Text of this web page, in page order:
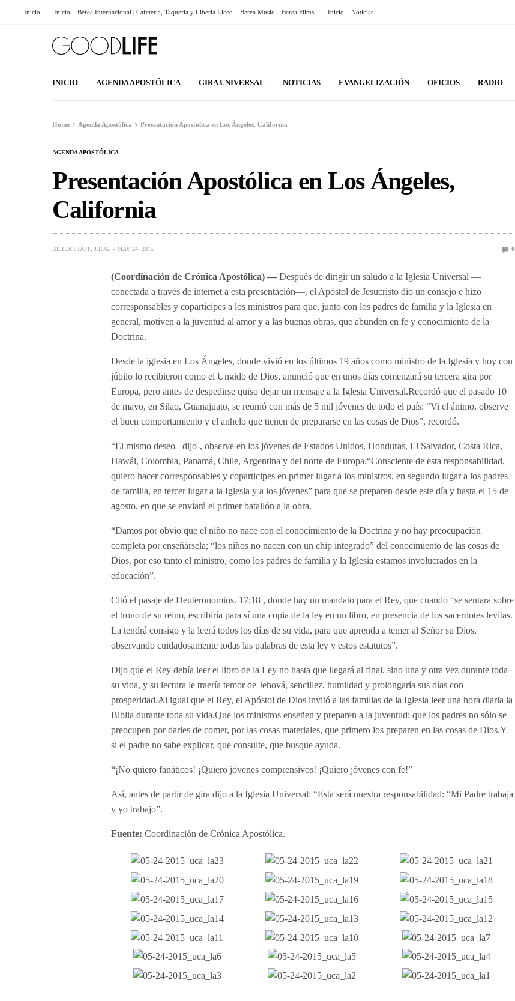
Inicio Inicio – Berea Internacional | Cafeteria, Taqueria y Liberia Liceo – Berea Music – Berea Films Inicio – Noticias
INICIO AGENDA APOSTÓLICA GIRA UNIVERSAL NOTICIAS EVANGELIZACIÓN OFICIOS RADIO
Home Agenda Apostólica Presentación Apostólica en Los Ángeles, California
AGENDA APOSTÓLICA
Presentación Apostólica en Los Ángeles,
California
BEREA STAFF, J.R.G. MAY 24, 2015 0
(Coordinación de Crónica Apostólica) —Después de dirigir un saludo a la Iglesia Universal —
conectada a través de internet a esta presentación—, el Apóstol de Jesucristo dio un consejo e hizo
corresponsables y coparticipes a los ministros para que, junto con los padres de familia y la Iglesia en
general, motiven a la juventud al amor y a las buenas obras, que abunden en fe y conocimiento de la
Doctrina.
Desde la iglesia en Los Ángeles, donde vivió en los últimos 19 años como ministro de la Iglesia y hoy con
júbilo lo recibieron como el Ungido de Dios, anunció que en unos días comenzará su tercera gira por
Europa, pero antes de despedirse quiso dejar un mensaje a la Iglesia Universal.Recordó que el pasado 10
de mayo, en Silao, Guanajuato, se reunió con más de 5 mil jóvenes de todo el país: “Vi el ánimo, observe
el buen comportamiento y el anhelo que tienen de prepararse en las cosas de Dios”, recordó.
“El mismo deseo –dijo-, observe en los jóvenes de Estados Unidos, Honduras, El Salvador, Costa Rica,
Hawái, Colombia, Panamá, Chile, Argentina y del norte de Europa.“Consciente de esta responsabilidad,
quiero hacer corresponsables y coparticipes en primer lugar a los ministros, en segundo lugar a los padres
de familia, en tercer lugar a la Iglesia y a los jóvenes” para que se preparen desde este día y hasta el 15 de
agosto, en que se enviará el primer batallón a la obra.
“Damos por obvio que el niño no nace con el conocimiento de la Doctrina y no hay preocupación
completa por enseñársela; “los niños no nacen con un chip integrado” del conocimiento de las cosas de
Dios, por eso tanto el ministro, como los padres de familia y la Iglesia estamos involucrados en la
educación”.
Citó el pasaje de Deuteronomios. 17:18 , donde hay un mandato para el Rey, que cuando “se sentara sobre
el trono de su reino, escribiría para sí una copia de la ley en un libro, en presencia de los sacerdotes levitas.
La tendrá consigo y la leerá todos los días de su vida, para que aprenda a temer al Señor su Dios,
observando cuidadosamente todas las palabras de esta ley y estos estatutos”.
Dijo que el Rey debía leer el libro de la Ley no hasta que llegará al final, sino una y otra vez durante toda
su vida, y su lectura le traería temor de Jehová, sencillez, humildad y prolongaría sus días con
prosperidad.Al igual que el Rey, el Apóstol de Dios invitó a las familias de la Iglesia leer una hora diaria la
Biblia durante toda su vida.Que los ministros enseñen y preparen a la juventud; que los padres no sólo se
preocupen por darles de comer, por las cosas materiales, que primero los preparen en las cosas de Dios.Y
si el padre no sabe explicar, que consulte, que busque ayuda.
“¡No quiero fanáticos! ¡Quiero jóvenes comprensivos! ¡Quiero jóvenes con fe!”
Así, antes de partir de gira dijo a la Iglesia Universal: “Esta será nuestra responsabilidad: “Mi Padre trabaja
y yo trabajo”.
Fuente:Coordinación de Crónica Apostólica.